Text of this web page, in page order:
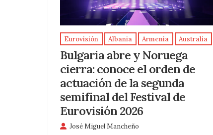
Eurovisión Albania Armenia Australia
Bulgaria abre y Noruega
cierra: conoce el orden de
actuación de la segunda
semifinal del Festival de
Eurovisión 2026
José Miguel Mancheño